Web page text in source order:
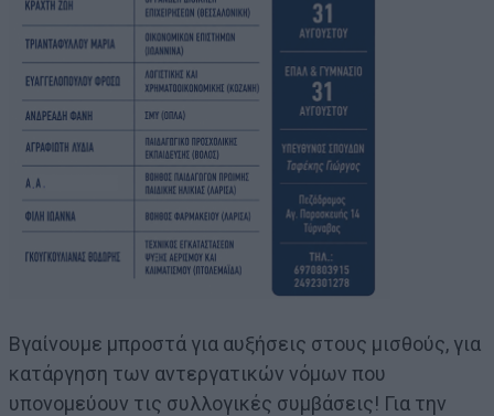
Βγαίνουμε μπροστά για αυξήσεις στους μισθούς, για
κατάργηση των αντεργατικών νόμων που
υπονομεύουν τις συλλογικές συμβάσεις! Για την